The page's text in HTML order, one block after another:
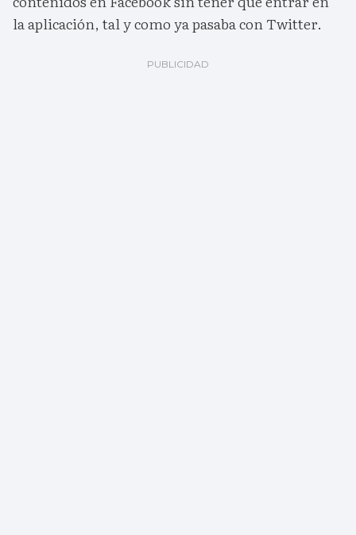
la aplicación, tal y como ya pasaba con Twitter.